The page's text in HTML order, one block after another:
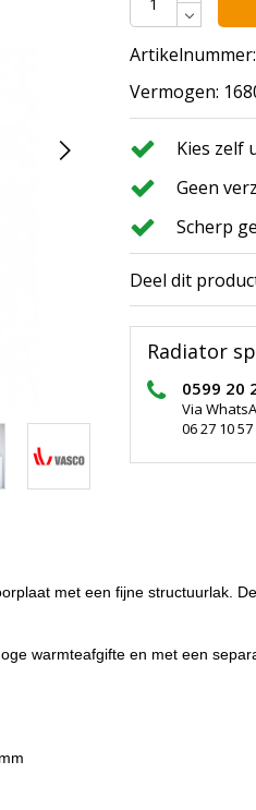
Vermogen:
Kies zelf
Geen
Scherp
Deel dit
Radiator
0599 20
Via
06 27 10 57
met een fijne structuurlak.
warmteafgifte en met een